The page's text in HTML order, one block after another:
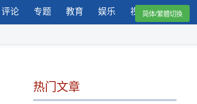
评论 专题 教育 娱乐 视频简体/繁體切換
热门文章